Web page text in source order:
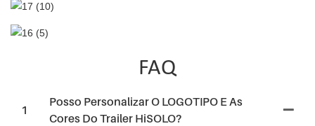
FAQ
1
Posso Personalizar O LOGOTIPO E As
Cores Do Trailer HiSOLO?